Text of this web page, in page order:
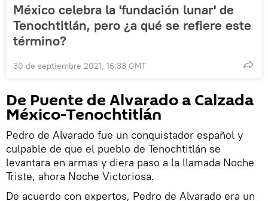
México celebra la 'fundación lunar' de
Tenochtitlán, pero ¿a qué se refiere este
término?
30 de septiembre 2021, 16:33 GMT
De Puente de Alvarado a Calzada
México-Tenochtitlán
Pedro de Alvarado fue un conquistador español y
culpable de que el pueblo de Tenochtitlán se
levantara en armas y diera paso a la llamada Noche
Triste, ahora Noche Victoriosa.
De acuerdo con expertos, Pedro de Alvarado era un